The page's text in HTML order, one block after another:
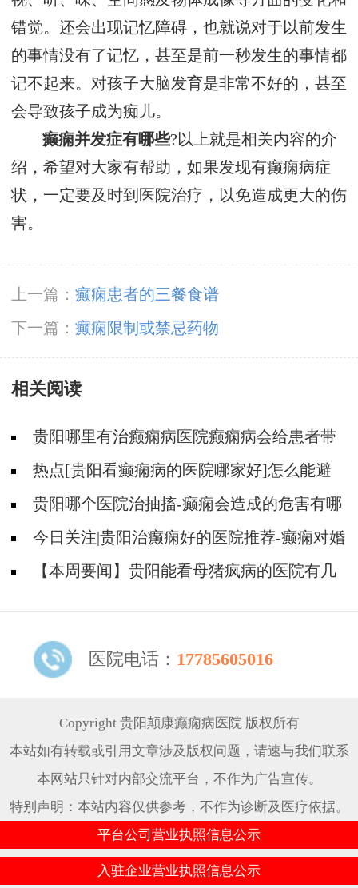
错觉。还会出现记忆障碍，也就说对于以前发生
的事情没有了记忆，甚至是前一秒发生的事情都
记不起来。对孩子大脑发育是非常不好的，甚至
会导致孩子成为痴儿。
癫痫并发症有哪些?以上就是相关内容的介
绍，希望对大家有帮助，如果发现有癫痫病症
状，一定要及时到医院治疗，以免造成更大的伤
害。
上一篇： 癫痫患者的三餐食谱
下一篇： 癫痫限制或禁忌药物
相关阅读
贵阳哪里有治癫痫病医院癫痫病会给患者带
来什么不好的情绪?
热点[贵阳看癫痫病的医院哪家好]怎么能避
免癫痫所带来的危害
贵阳哪个医院治抽搐-癫痫会造成的危害有哪
些？今日关注|贵阳治癫痫好的医院推荐-癫痫对婚
育会不会有什么影响？
【本周要闻】贵阳能看母猪疯病的医院有几
医院电话： 17785605016
Copyright 贵阳颠康癫痫病医院 版权所有
本站如有转载或引用文章涉及版权问题，请速与我们联系
本网站只针对内部交流平台，不作为广告宣传。
特别声明：本站内容仅供参考，不作为诊断及医疗依据。
平台公司营业执照信息公示
入驻企业营业执照信息公示